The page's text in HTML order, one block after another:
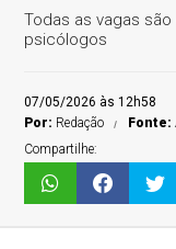
Todas as vagas
psicólogos
07/05/2026 às 12h58
Por: Redação Fonte:
Compartilhe: